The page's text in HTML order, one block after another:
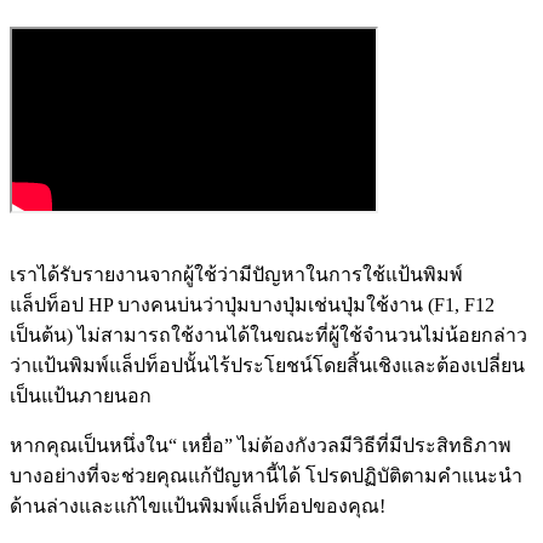
เราได้รับรายงานจากผู้ใช้ว่ามีปัญหาในการใช้แป้นพิมพ์
แล็ปท็อป HP บางคนบ่นว่าปุ่มบางปุ่มเช่นปุ่มใช้งาน (F1, F12
เป็นต้น) ไม่สามารถใช้งานได้ในขณะที่ผู้ใช้จำนวนไม่น้อยกล่าว
ว่าแป้นพิมพ์แล็ปท็อปนั้นไร้ประโยชน์โดยสิ้นเชิงและต้องเปลี่ยน
เป็นแป้นภายนอก
หากคุณเป็นหนึ่งใน“ เหยื่อ” ไม่ต้องกังวลมีวิธีที่มีประสิทธิภาพ
บางอย่างที่จะช่วยคุณแก้ปัญหานี้ได้ โปรดปฏิบัติตามคำแนะนำ
ด้านล่างและแก้ไขแป้นพิมพ์แล็ปท็อปของคุณ!